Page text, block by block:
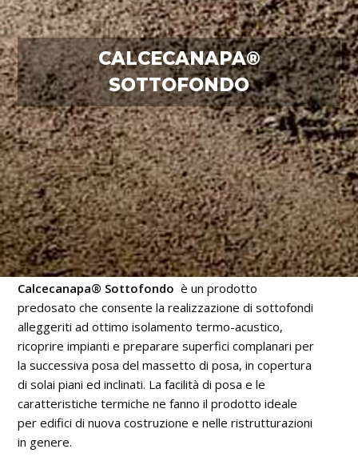
CALCECANAPA®
SOTTOFONDO
Calcecanapa® Sottofondo è un prodotto
predosato che consente la realizzazione di sottofondi
alleggeriti ad ottimo isolamento termo-acustico,
ricoprire impianti e preparare superfici complanari per
la successiva posa del massetto di posa, in copertura
di solai piani ed inclinati. La facilità di posa e le
caratteristiche termiche ne fanno il prodotto ideale
per edifici di nuova costruzione e nelle ristrutturazioni
in genere.